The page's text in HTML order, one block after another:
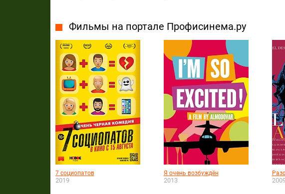
Фильмы на портале Профисинема.ру
7 социопатов
2019
Я очень возбуждён
2013